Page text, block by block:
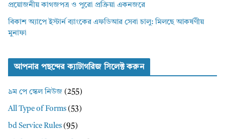
প্রয়োজনীয় কাগজপত্র ও পুরো প্রক্রিয়া একনজরে
বিকাশ অ্যাপে ইস্টার্ন ব্যাংকের এফডিআর সেবা চালু: মিলছে আকর্ষণীয়
মুনাফা
আপনার পছন্দের ক্যাটাগরিজ সিলেক্ট করুন
৯ম পে স্কেল নিউজ (255)
All Type of Forms (53)
bd Service Rules (95)